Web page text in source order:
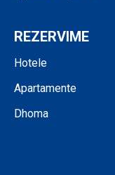
REZERVIME
Hotele
Apartamente
Dhoma